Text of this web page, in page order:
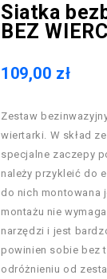
Siatka
BEZ
109,00 zł
Zestaw
wiertarki. W skład
specjalne zaczepy
należy przykleić do
do nich montowana
montażu nie
narzędzi i jest
powinien sobie bez
odróżnieniu od